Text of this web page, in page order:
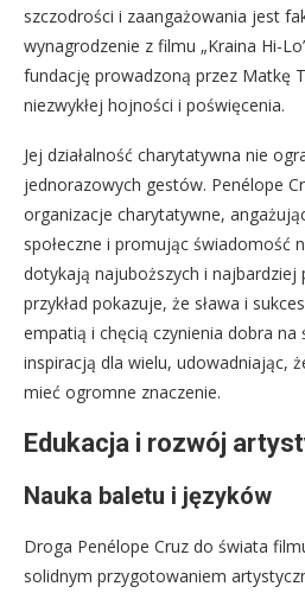
szczodrości i zaangażowania jest
wynagrodzenie z filmu „Kraina Hi-
fundację prowadzoną przez Matkę
niezwykłej hojności i poświęcenia.
Jej działalność charytatywna nie
jednorazowych gestów. Penélope
organizacje charytatywne,
społeczne i promując świadomość
dotykają najuboższych i najbardziej
przykład pokazuje, że sława i
empatią i chęcią czynienia dobra na
inspiracją dla wielu, udowadniając,
mieć ogromne znaczenie.
Edukacja i rozwój
Nauka baletu i języków
Droga Penélope Cruz do świata
solidnym przygotowaniem